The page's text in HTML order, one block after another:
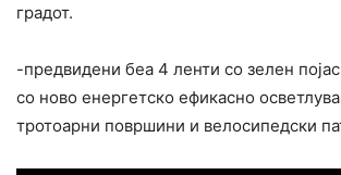
градот.
-предвидени беа 4 ленти со зелен
со ново енергетско ефикасно
тротоарни површини и велосипедски